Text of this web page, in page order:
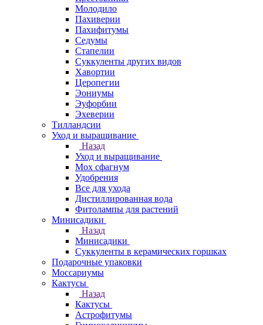
Молодило
Пахиверии
Пахифитумы
Седумы
Стапелии
Суккуленты других видов
Хавортии
Церопегии
Эониумы
Эуфорбии
Эхеверии
Тилландсии
Уход и выращивание
Назад
Уход и выращивание
Мох сфагнум
Удобрения
Все для ухода
Дистиллированная вода
Фитолампы для растений
Минисадики
Назад
Минисадики
Суккуленты в керамических горшках
Подарочные упаковки
Моссариумы
Кактусы
Назад
Кактусы
Астрофитумы